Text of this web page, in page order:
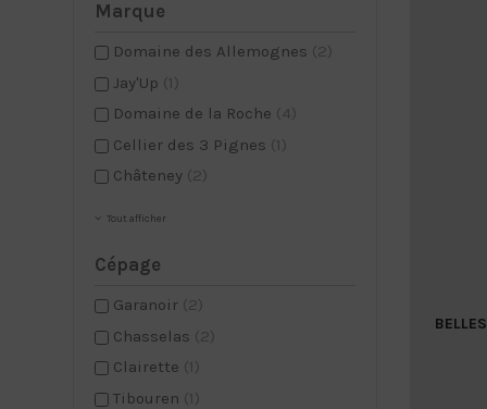
Marque
Domaine des Allemognes (2)
Jay'Up (1)
Domaine de la Roche (4)
Cellier des 3 Pignes (1)
Châteney (2)
Tout afficher
Cépage
Garanoir (2)
Chasselas (2)
Clairette (1)
Tibouren (1)